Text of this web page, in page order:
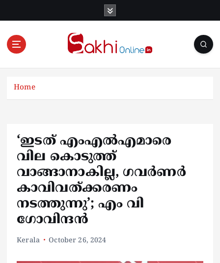
Online News Portal
Home
‘ഇടത് എംഎൽഎമാരെ
വില കൊടുത്ത്
വാങ്ങാനാകില്ല, ഗവർണർ
കാവിവത്ക്കരണം
നടത്തുന്നു’; എം വി
ഗോവിന്ദൻ
Kerala October 26, 2024